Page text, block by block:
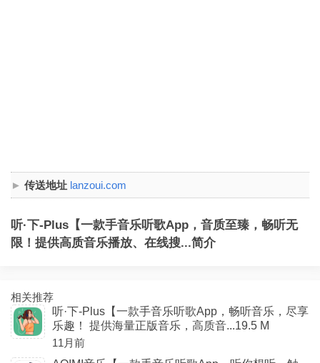
传送地址 lanzoui.com
听·下-Plus【一款手音乐听歌App，音质至臻，畅听无
限！提供高质音乐播放、在线搜...简介
相关推荐
听·下-Plus【一款手音乐听歌App，畅听音乐，尽享
乐趣！ 提供海量正版音乐，高质音...19.5 M
11月前